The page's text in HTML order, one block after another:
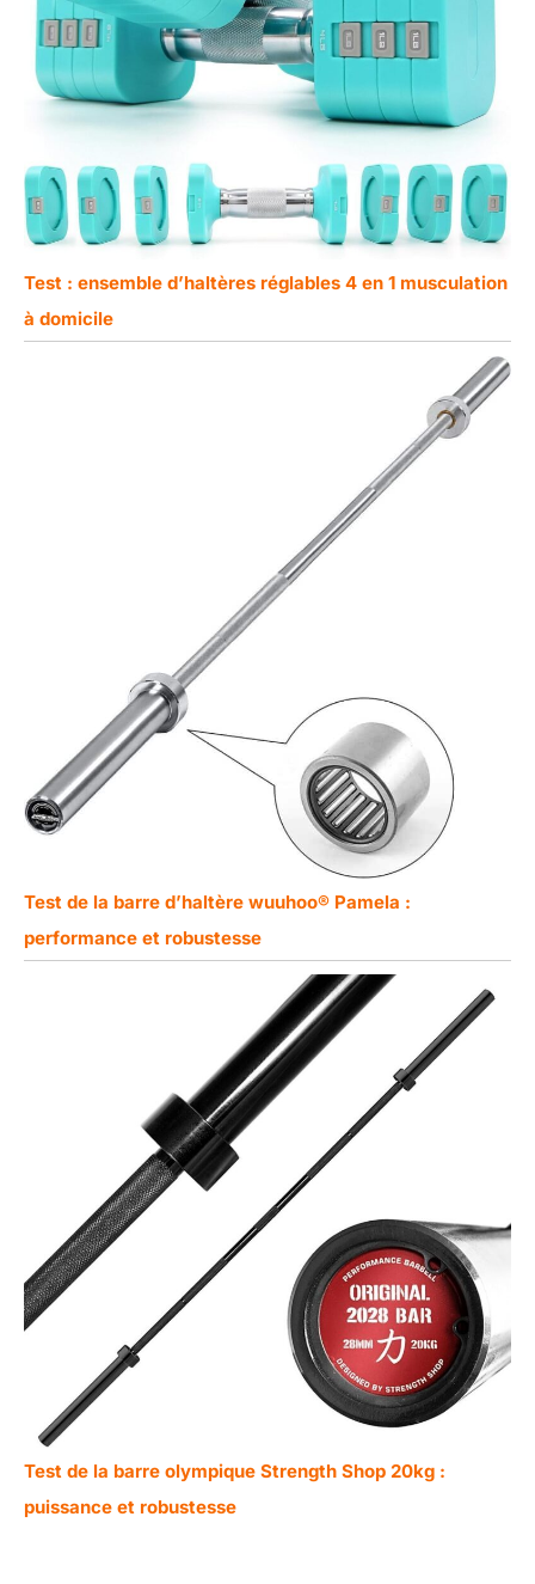
Test : ensemble d’haltères réglables 4 en 1 musculation
à domicile
Test de la barre d’haltère wuuhoo® Pamela :
performance et robustesse
Test de la barre olympique Strength Shop 20kg :
puissance et robustesse